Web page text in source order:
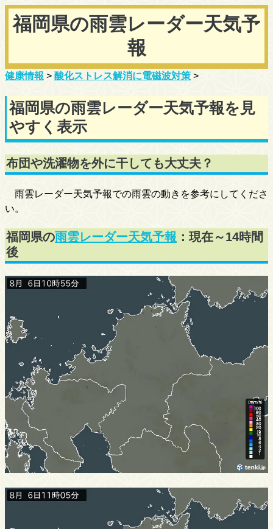
福岡県の雨雲レーダー天気予
報
健康情報 > 酸化ストレス解消に電磁波対策 >
福岡県の雨雲レーダー天気予報を見
やすく表示
布団や洗濯物を外に干しても大丈夫？
雨雲レーダー天気予報での雨雲の動きを参考にしてくださ
い。
福岡県の雨雲レーダー天気予報 ：現在～14時間
後